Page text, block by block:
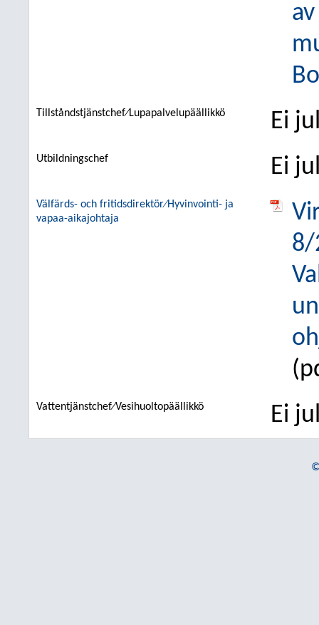
Tillståndstjänstchef⁄Lupapalvelupäällikkö Ei
Utbildningschef Ei
Välfärds- och fritidsdirektör⁄Hyvinvointi- ja
vapaa-aikajohtaja
8/
Vattentjänstchef⁄Vesihuoltopäällikkö Ei